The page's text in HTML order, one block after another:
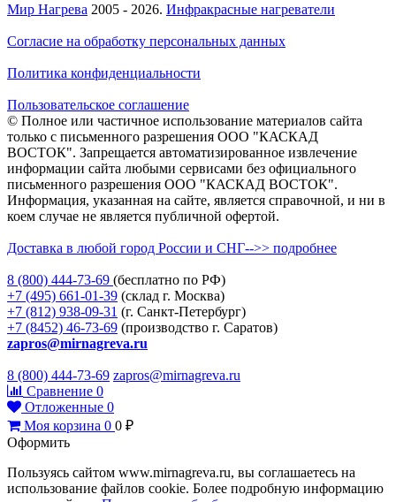
Мир Нагрева 2005 - 2026. Инфракрасные нагреватели
Согласие на обработку персональных данных
Политика конфиденциальности
Пользовательское соглашение
© Полное или частичное использование материалов сайта
только с письменного разрешения ООО "КАСКАД
ВОСТОК". Запрещается автоматизированное извлечение
информации сайта любыми сервисами без официального
письменного разрешения ООО "КАСКАД ВОСТОК".
Информация, указанная на сайте, является справочной, и ни в
коем случае не является публичной офертой.
Доставка в любой город России и СНГ-->> подробнее
8 (800) 444-73-69 (бесплатно по РФ)
+7 (495) 661-01-39 (склад г. Москва)
+7 (812) 938-09-31 (г. Санкт-Петербург)
+7 (8452) 46-73-69 (производство г. Саратов)
zapros@mirnagreva.ru
8 (800) 444-73-69 zapros@mirnagreva.ru
Сравнение 0
Отложенные 0
Моя корзина 0 0 ₽
Оформить
Пользуясь сайтом www.mirnagreva.ru, вы соглашаетесь на
использование файлов cookie. Более подробную информацию